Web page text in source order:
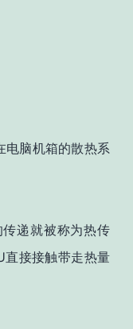
电脑机箱的散热系
递就被称为热传
直接接触带走热量